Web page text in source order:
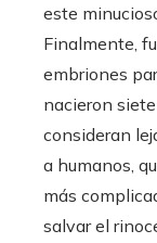
este
Finalmente,
embriones
nacieron
consideran
a humanos,
más
salvar el